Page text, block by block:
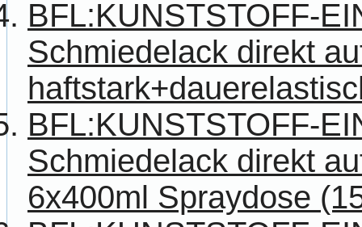
BFL:KUNSTSTOFF-
Schmiedelack direkt
BFL:KUNSTSTOFF-
Schmiedelack direkt
6x400ml Spraydose